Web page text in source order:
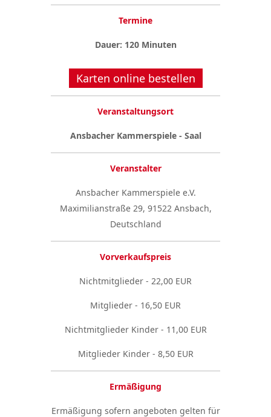
Termine
Dauer: 120 Minuten
Karten online bestellen
Veranstaltungsort
Ansbacher Kammerspiele - Saal
Veranstalter
Ansbacher Kammerspiele e.V.
Maximilianstraße 29, 91522 Ansbach,
Deutschland
Vorverkaufspreis
Nichtmitglieder - 22,00 EUR
Mitglieder - 16,50 EUR
Nichtmitglieder Kinder - 11,00 EUR
Mitglieder Kinder - 8,50 EUR
Ermäßigung
Ermäßigung sofern angeboten gelten für